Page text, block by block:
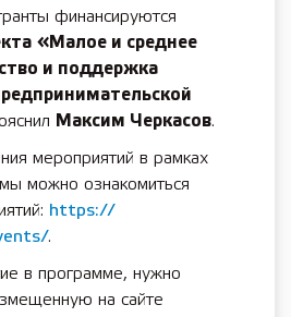
финансируются
«Малое и среднее
и поддержка
Максим Черкасов.
мероприятий в рамках
можно ознакомиться
https://
.
в программе, нужно
на сайте